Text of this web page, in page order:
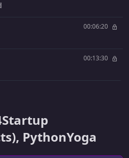
00:06:20
00:13:30
PythonYoga